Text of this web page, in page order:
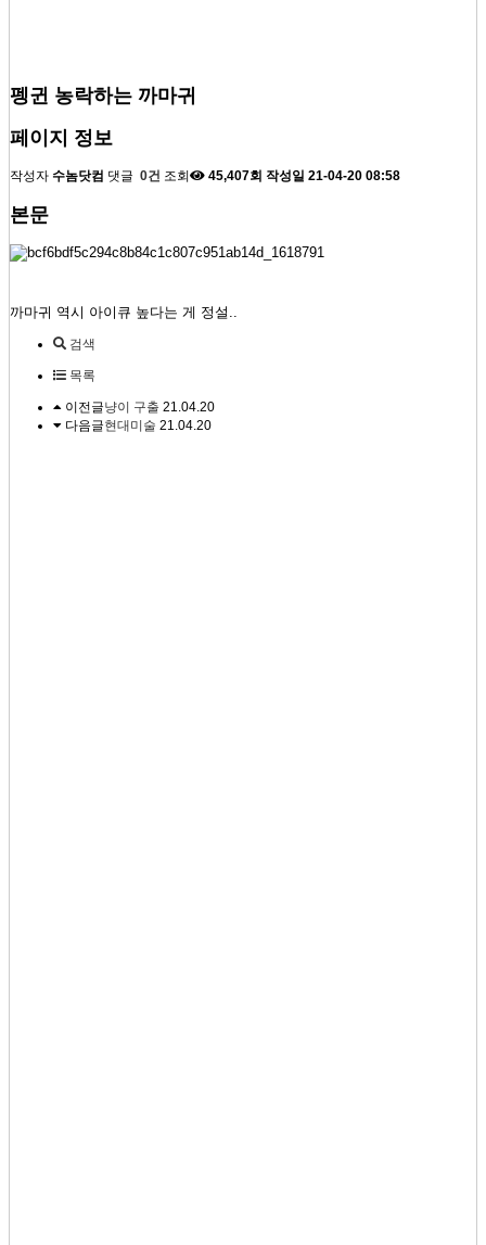
펭귄 농락하는 까마귀
페이지 정보
작성자 수놈닷컴 댓글 0건 조회 45,407회 작성일 21-04-20 08:58
본문
까마귀 역시 아이큐 높다는 게 정설..
검색
목록
이전글냥이 구출 21.04.20
다음글현대미술 21.04.20